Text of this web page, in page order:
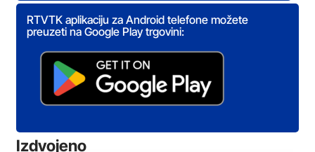
RTVTK aplikaciju za Android telefone možete
preuzeti na Google Play trgovini:
Izdvojeno